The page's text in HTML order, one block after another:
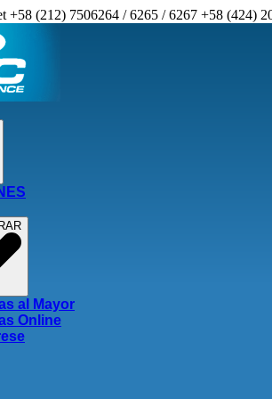
+58 (212) 7506264 / 6265 / 6267 +58 (424)
al Mayor
Online